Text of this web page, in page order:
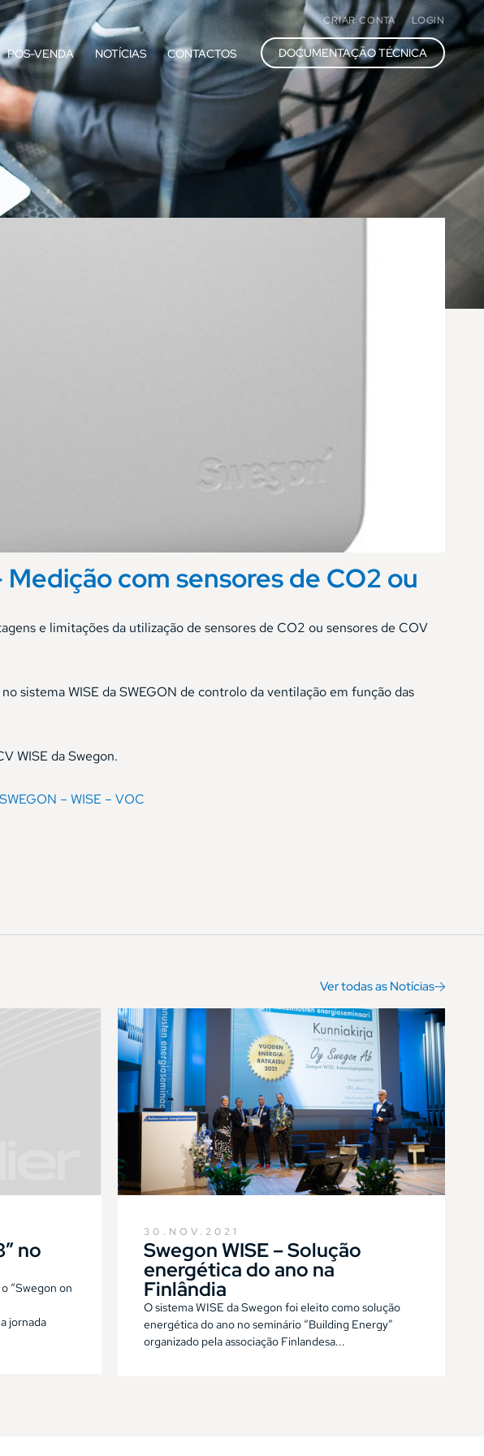
CRIAR CONTA LOGIN
PÓS-VENDA NOTÍCIAS CONTACTOS DOCUMENTAÇÃO TÉCNICA
com sensores de CO2 ou
e limitações da utilização de sensores de CO2 ou sensores de COV
sistema WISE da SWEGON de controlo da ventilação em função das
WISE da Swegon.
SWEGON – WISE – VOC
Ver todas as Notícias
no
“Swegon on
jornada
30.NOV.2021
Swegon WISE – Solução
energética do ano na
Finlândia
O sistema WISE da Swegon foi eleito como solução
energética do ano no seminário “Building Energy”
organizado pela associação Finlandesa...